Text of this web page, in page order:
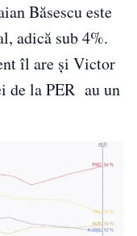
Băsescu este
adică sub 4%.
îl are și Victor
de la PER au un